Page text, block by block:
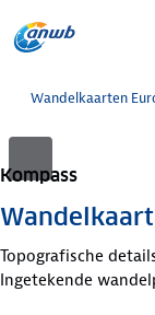
Wandelkaarten
Kompass
Topografische
Ingetekende